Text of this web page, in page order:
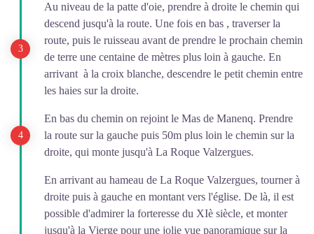
Au niveau de la patte d'oie, prendre à droite le chemin qui
descend jusqu'à la route. Une fois en bas , traverser la
route, puis le ruisseau avant de prendre le prochain chemin
de terre une centaine de mètres plus loin à gauche. En
arrivant à la croix blanche, descendre le petit chemin entre
les haies sur la droite.
En bas du chemin on rejoint le Mas de Manenq. Prendre
la route sur la gauche puis 50m plus loin le chemin sur la
droite, qui monte jusqu'à La Roque Valzergues.
En arrivant au hameau de La Roque Valzergues, tourner à
droite puis à gauche en montant vers l'église. De là, il est
possible d'admirer la forteresse du XIè siècle, et monter
jusqu'à la Vierge pour une jolie vue panoramique sur la